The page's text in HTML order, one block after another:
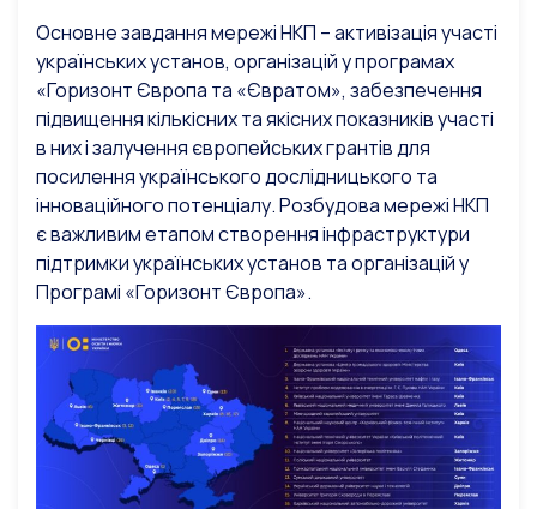
Основне завдання мережі НКП – активізація участі
українських установ, організацій у програмах
«Горизонт Європа та «Євратом», забезпечення
підвищення кількісних та якісних показників участі
в них і залучення європейських грантів для
посилення українського дослідницького та
інноваційного потенціалу. Розбудова мережі НКП
є важливим етапом створення інфраструктури
підтримки українських установ та організацій у
Програмі «Горизонт Європа».